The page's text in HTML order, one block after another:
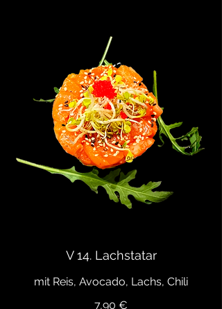
V 14. Lachstatar
mit Reis, Avocado, Lachs, Chili
7,90 €